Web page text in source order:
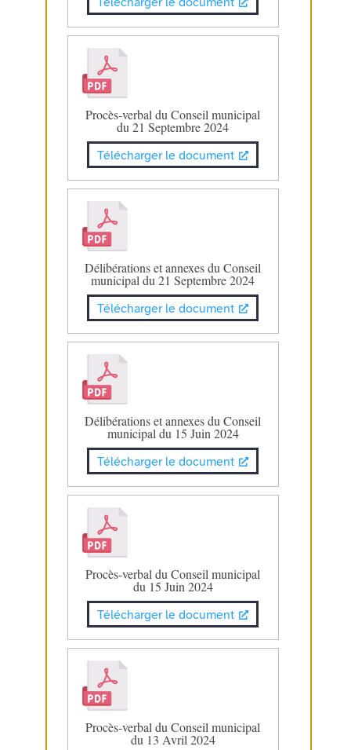
Procès-verbal du Conseil municipal
du 21 Septembre 2024
Télécharger le document
Délibérations et annexes du Conseil
municipal du 21 Septembre 2024
Télécharger le document
Délibérations et annexes du Conseil
municipal du 15 Juin 2024
Télécharger le document
Procès-verbal du Conseil municipal
du 15 Juin 2024
Télécharger le document
Procès-verbal du Conseil municipal
du 13 Avril 2024